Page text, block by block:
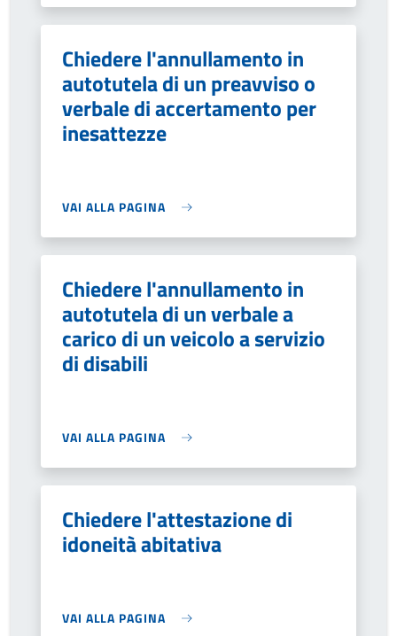
Chiedere l'annullamento in
autotutela di un preavviso o
verbale di accertamento per
inesattezze
VAI ALLA PAGINA
Chiedere l'annullamento in
autotutela di un verbale a
carico di un veicolo a servizio
di disabili
VAI ALLA PAGINA
Chiedere l'attestazione di
idoneità abitativa
VAI ALLA PAGINA